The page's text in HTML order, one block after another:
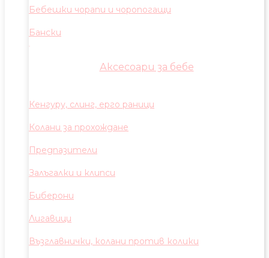
Бебешки чорапи и чоропогащи
Бански
Аксесоари за бебе
Кенгуру, слинг, ерго раници
Колани за прохождане
Предпазители
Залъгалки и клипси
Биберони
Лигавици
Възглавнички, колани против колики